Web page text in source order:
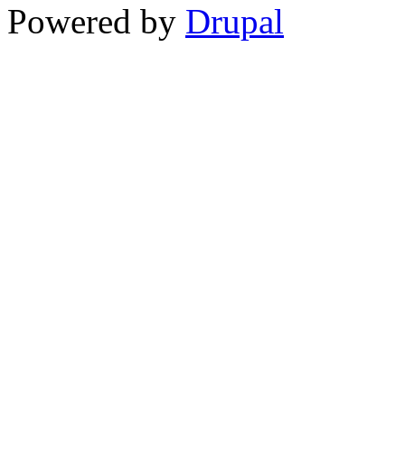
Powered by Drupal